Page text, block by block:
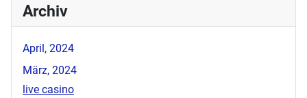
Archiv
April, 2024
März, 2024
live casino